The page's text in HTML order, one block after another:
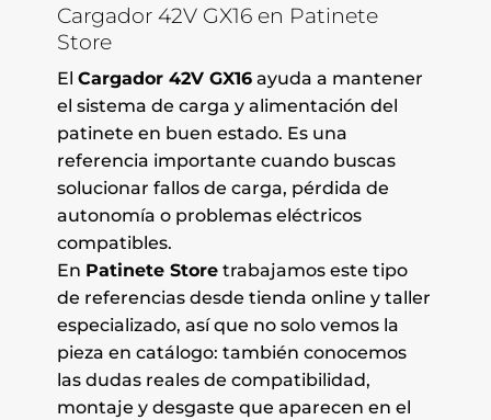
Cargador 42V GX16 en Patinete
Store
El Cargador 42V GX16ayuda a mantener
el sistema de carga y alimentación del
patinete en buen estado. Es una
referencia importante cuando buscas
solucionar fallos de carga, pérdida de
autonomía o problemas eléctricos
compatibles.
En Patinete Storetrabajamos este tipo
de referencias desde tienda online y taller
especializado, así que no solo vemos la
pieza en catálogo: también conocemos
las dudas reales de compatibilidad,
montaje y desgaste que aparecen en el